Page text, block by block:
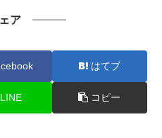
ア
はてブ
LINE コピー